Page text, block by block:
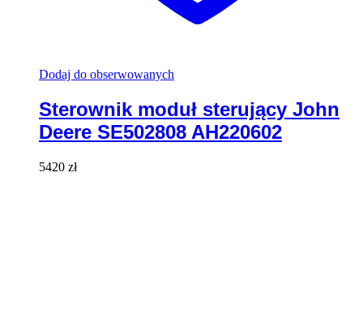
Dodaj do obserwowanych
Sterownik moduł sterujący John
Deere SE502808 AH220602
5420 zł